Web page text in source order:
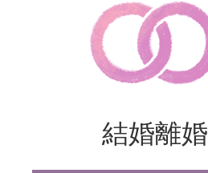
結婚離婚